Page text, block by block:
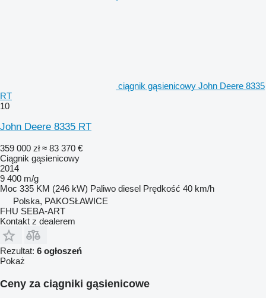
ciągnik gąsienicowy John Deere 8335
RT
10
John Deere 8335 RT
359 000 zł ≈ 83 370 €
Ciągnik gąsienicowy
2014
9 400 m/g
Moc 335 KM (246 kW) Paliwo diesel Prędkość 40 km/h
Polska, PAKOSŁAWICE
FHU SEBA-ART
Kontakt z dealerem
Rezultat: 6 ogłoszeń
Pokaż
Ceny za ciągniki gąsienicowe